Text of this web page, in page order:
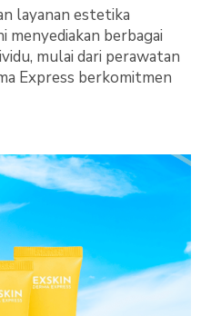
layanan estetika
berbagai
mulai dari perawatan
Express berkomitmen